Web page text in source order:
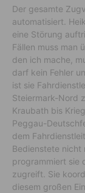
Der gesamte
automatisiert.
eine Störung
Fällen muss man
den ich mache,
darf kein Fehler
ist sie
Steiermark-Nord
Kraubath bis
Peggau-
dem
Bedienstete nicht
programmiert sie
zugreift. Sie
diesem großen